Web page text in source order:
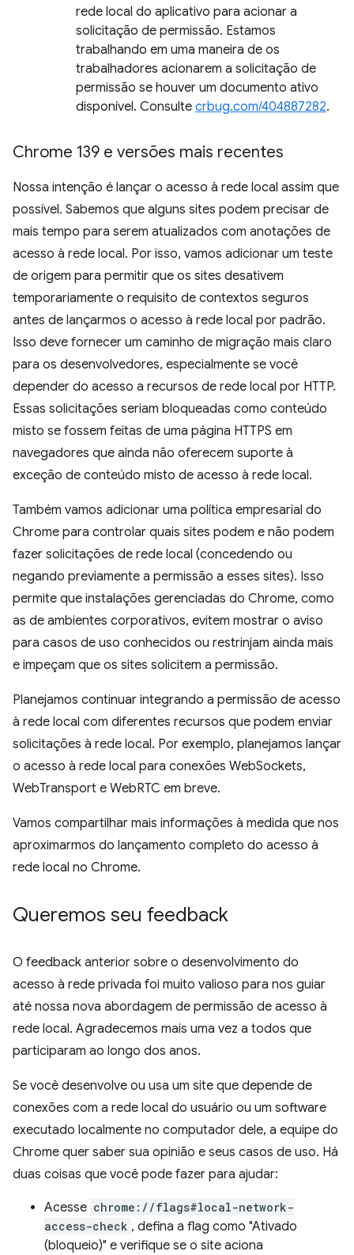
rede local do aplicativo para acionar a
solicitação de permissão. Estamos
trabalhando em uma maneira de os
trabalhadores acionarem a solicitação de
permissão se houver um documento ativo
disponível. Consulte crbug.com/404887282.
Chrome 139 e versões mais recentes
Nossa intenção é lançar o acesso à rede local assim que
possível. Sabemos que alguns sites podem precisar de
mais tempo para serem atualizados com anotações de
acesso à rede local. Por isso, vamos adicionar um teste
de origem para permitir que os sites desativem
temporariamente o requisito de contextos seguros
antes de lançarmos o acesso à rede local por padrão.
Isso deve fornecer um caminho de migração mais claro
para os desenvolvedores, especialmente se você
depender do acesso a recursos de rede local por HTTP.
Essas solicitações seriam bloqueadas como conteúdo
misto se fossem feitas de uma página HTTPS em
navegadores que ainda não oferecem suporte à
exceção de conteúdo misto de acesso à rede local.
Também vamos adicionar uma política empresarial do
Chrome para controlar quais sites podem e não podem
fazer solicitações de rede local (concedendo ou
negando previamente a permissão a esses sites). Isso
permite que instalações gerenciadas do Chrome, como
as de ambientes corporativos, evitem mostrar o aviso
para casos de uso conhecidos ou restrinjam ainda mais
e impeçam que os sites solicitem a permissão.
Planejamos continuar integrando a permissão de acesso
à rede local com diferentes recursos que podem enviar
solicitações à rede local. Por exemplo, planejamos lançar
o acesso à rede local para conexões WebSockets,
WebTransport e WebRTC em breve.
Vamos compartilhar mais informações à medida que nos
aproximarmos do lançamento completo do acesso à
rede local no Chrome.
Queremos seu feedback
O feedback anterior sobre o desenvolvimento do
acesso à rede privada foi muito valioso para nos guiar
até nossa nova abordagem de permissão de acesso à
rede local. Agradecemos mais uma vez a todos que
participaram ao longo dos anos.
Se você desenvolve ou usa um site que depende de
conexões com a rede local do usuário ou um software
executado localmente no computador dele, a equipe do
Chrome quer saber sua opinião e seus casos de uso. Há
duas coisas que você pode fazer para ajudar:
Acesse chrome://flags#local-network-
access-check , defina a flag como "Ativado
(bloqueio)" e verifique se o site aciona